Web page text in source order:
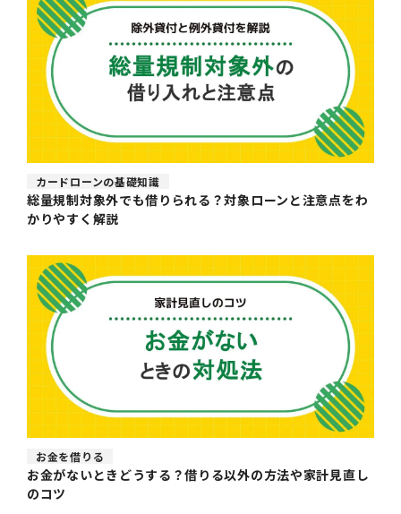
カードローンの基礎知識
総量規制対象外でも借りられる？対象ローンと注意点をわ
かりやすく解説
お金を借りる
お金がないときどうする？借りる以外の方法や家計見直し
のコツ